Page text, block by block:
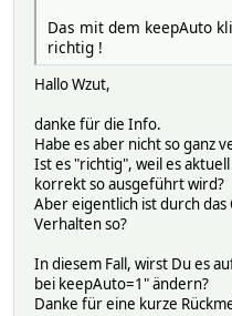
Das mit dem keepAuto
richtig !
Hallo Wzut,
danke für die Info.
Habe es aber nicht so ganz
Ist es "richtig", weil es
korrekt so ausgeführt wird?
Aber eigentlich ist durch
Verhalten so?
In diesem Fall, wirst Du es
bei keepAuto=1" ändern?
Danke für eine kurze